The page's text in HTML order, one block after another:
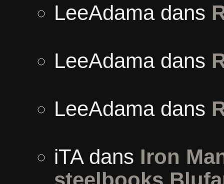
LeeAdamadans
LeeAdamadans
LeeAdamadans
iTAdans Iron